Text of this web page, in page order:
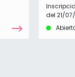
del 21/